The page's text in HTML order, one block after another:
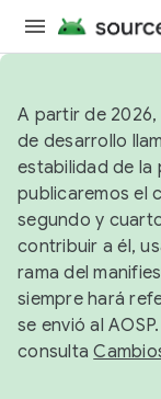
A partir de
de desarrollo
estabilidad de la
publicaremos el
segundo y
contribuir a él,
rama del
siempre hará
se envió al
consulta